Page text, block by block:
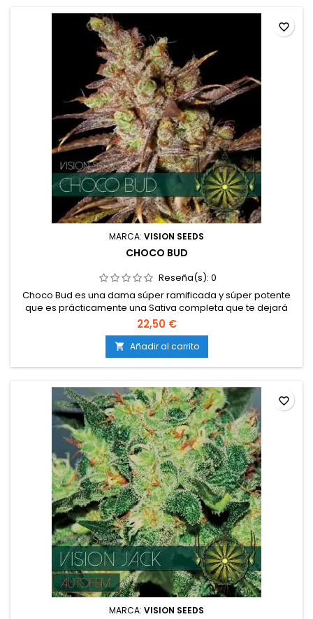
MARCA: VISION SEEDS
CHOCO BUD
Reseña(s): 0
Choco Bud es una dama súper ramificada y súper potente
que es prácticamente una Sativa completa que te dejará
boquiabierto y llenará cualquier tienda de cultivo, habitación
o incluso jardín si le das la oportunidad. “Choco Bud” se
disparará tanto en interiores como en exteriores. Coco,
hidroponía o tierra, dale algo para crecer y se irá. Sí,
tenemos uno...
22,50 €
 Añadir al carrito
favorite_border
MARCA: VISION SEEDS
favorite_border